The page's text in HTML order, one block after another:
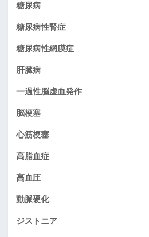
糖尿病
糖尿病性腎症
糖尿病性網膜症
肝臓病
一過性脳虚血発作
脳梗塞
心筋梗塞
高脂血症
高血圧
動脈硬化
ジストニア